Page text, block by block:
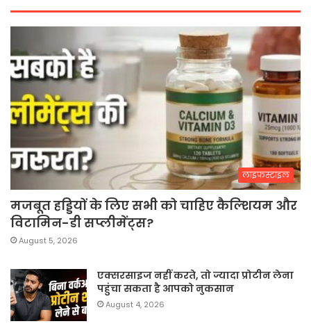
लाइफस्टाइल
मजबूत हड्डियों के लिए सभी को चाहिए कैल्शियम और
विटामिन-डी सप्लीमेंट्स?
August 5, 2026
एक्सरसाइज नहीं करते, तो ज्यादा प्रोटीन लेना
पहुंचा सकता है आपको नुकसान
August 4, 2026